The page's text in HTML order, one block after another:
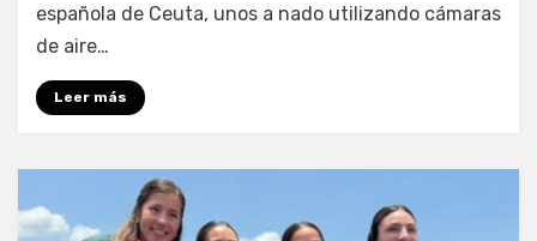
española de Ceuta, unos a nado utilizando cámaras
de aire…
Leer más